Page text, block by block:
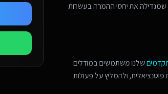
שמגדילה את יחסי ההמרה בעשרות
שלנו משתמשים במודלים
פוטנציאלית, ולהמליץ על פעולות